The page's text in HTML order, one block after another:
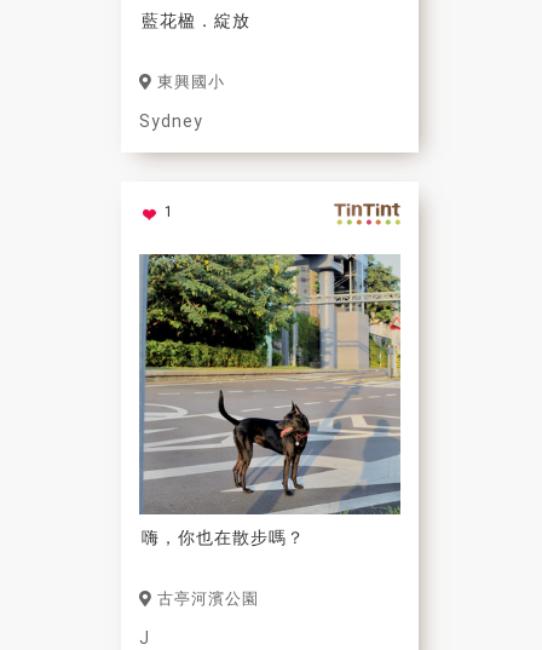
藍花楹．綻放
東興國小
Sydney
1
嗨，你也在散步嗎？
古亭河濱公園
J